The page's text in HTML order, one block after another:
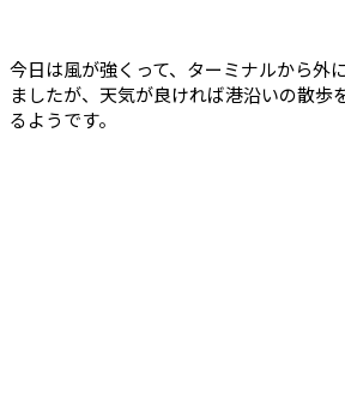
今日は風が強くって、ターミナルから外
ましたが、天気が良ければ港沿いの散歩
るようです。